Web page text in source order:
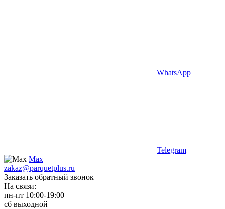
WhatsApp
Telegram
Max
zakaz@parquetplus.ru
Заказать обратный звонок
На связи:
пн-пт 10:00-19:00
сб выходной